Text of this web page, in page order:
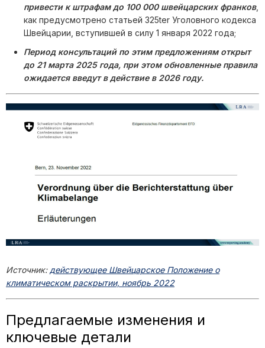
привести к штрафам до 100 000 швейцарских франков,
как предусмотрено статьей 325ter Уголовного кодекса
Швейцарии, вступившей в силу 1 января 2022 года;
Период консультаций по этим предложениям открыт
до 21 марта 2025 года, при этом обновленные правила
ожидается введут в действие в 2026 году.
Источник: действующее Швейцарское Положение о
климатическом раскрытии, ноябрь 2022
Предлагаемые изменения и
ключевые детали